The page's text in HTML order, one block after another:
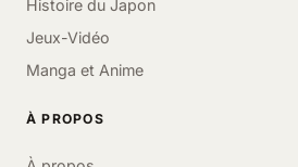
Histoire du Japon
Jeux-Vidéo
Manga et Anime
À PROPOS